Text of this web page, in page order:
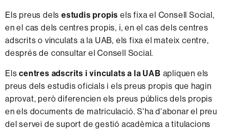
Els preus dels estudis propis els fixa el Consell Social,
en el cas dels centres propis, i, en el cas dels centres
adscrits o vinculats a la UAB, els fixa el mateix centre,
després de consultar el Consell Social.
Elscentres adscrits i vinculats a la UAB apliquen els
preus dels estudis oficials i els preus propis que hagin
aprovat, però diferencien els preus públics dels propis
en els documents de matriculació. S'ha d'abonar el preu
del servei de suport de gestió acadèmica a titulacions